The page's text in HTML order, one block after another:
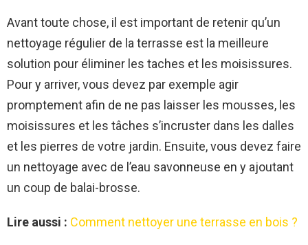
Avant toute chose, il est important de retenir qu’un
nettoyage régulier de la terrasse est la meilleure
solution pour éliminer les taches et les moisissures.
Pour y arriver, vous devez par exemple agir
promptement afin de ne pas laisser les mousses, les
moisissures et les tâches s’incruster dans les dalles
et les pierres de votre jardin. Ensuite, vous devez faire
un nettoyage avec de l’eau savonneuse en y ajoutant
un coup de balai-brosse.
Lire aussi : Comment nettoyer une terrasse en bois ?